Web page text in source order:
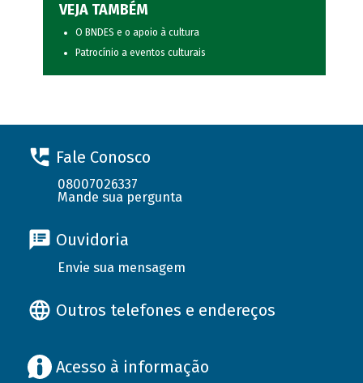
VEJA TAMBÉM
O BNDES e o apoio à cultura
Patrocínio a eventos culturais
Fale Conosco
08007026337
Mande sua pergunta
Ouvidoria
Envie sua mensagem
Outros telefones e endereços
Acesso à informação